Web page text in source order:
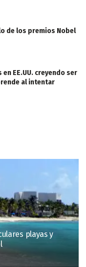
de los premios Nobel
EE.UU. creyendo ser
al intentar
playas y